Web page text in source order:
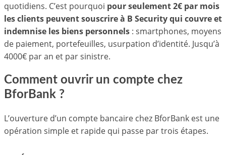
quotidiens. C’est pourquoi pour seulement 2€ par mois
les clients peuvent souscrire à B Security qui couvre et
indemnise les biens personnels : smartphones, moyens
de paiement, portefeuilles, usurpation d’identité. Jusqu’à
4000€ par an et par sinistre.
Comment ouvrir un compte chez
BforBank ?
L’ouverture d’un compte bancaire chez BforBank est une
opération simple et rapide qui passe par trois étapes.